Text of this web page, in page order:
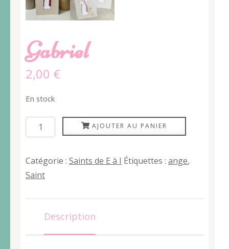
Gabriel
2,00 €
En stock
quantité
de
AJOUTER AU PANIER
Catégorie : Saints de E à I Étiquettes : ange,
Saint
Description